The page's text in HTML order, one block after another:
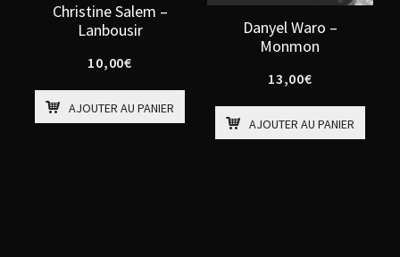
Christine Salem –
Lanbousir
10,00€
AJOUTER AU PANIER
Danyel Waro –
Monmon
13,00€
AJOUTER AU PANIER